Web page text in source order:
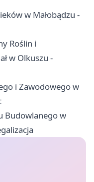
w Małobądzu -
Roślin i
w Olkuszu -
i Zawodowego w
Budowlanego w